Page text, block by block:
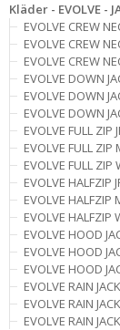
Kläder - EVOLVE -
EVOLVE CREW
EVOLVE CREW
EVOLVE CREW
EVOLVE DOWN
EVOLVE DOWN
EVOLVE DOWN
EVOLVE FULL ZIP
EVOLVE FULL ZIP
EVOLVE FULL ZIP
EVOLVE HALFZIP
EVOLVE HALFZIP
EVOLVE HALFZIP
EVOLVE HOOD
EVOLVE HOOD
EVOLVE HOOD
EVOLVE RAIN
EVOLVE RAIN
EVOLVE RAIN